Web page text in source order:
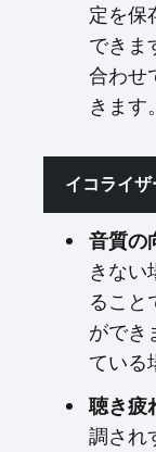
定を保
できま
合わせ
きます。
イコライ
音質の
きない
ること
ができ
ている
聴き疲
調され